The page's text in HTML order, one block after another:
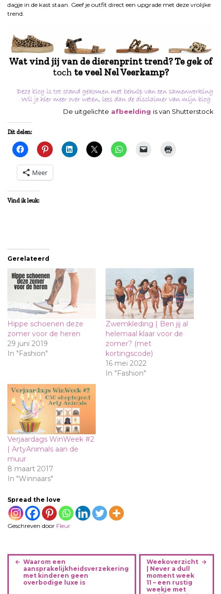
dagje in de kast staan. Geef je outfit direct een upgrade met deze vrolijke
trend.
Wat vind jij van de dierenprint trend? Te gek of
toch te veel Nel Veerkamp?
De uitgelichte afbeelding is van Shutterstock
Dit delen:
Meer
Vind ik leuk:
Gerelateerd
Hippe schoenen deze
zomer voor de heren
29 juni 2019
In "Fashion"
Zwemkleding | Ben jij al
helemaal klaar voor de
zomer? (met
kortingscode)
16 mei 2022
In "Fashion"
Verjaardags WinWeek #2
| ArtyAnimals aan de
muur
8 maart 2017
In "Winnaars"
Spread the love
Geschreven door Fleur
B
Waarom een
aansprakelijkheidsverzekering
met kinderen geen
overbodige luxe is
Weekoverzicht
| Never a dull
moment week
11 – een rustig
weekje met